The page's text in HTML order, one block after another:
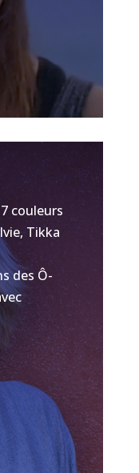
couleurs
Tikka
des Ô-